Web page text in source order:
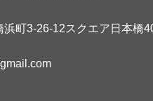
浜町3-26-12スクエア日本橋